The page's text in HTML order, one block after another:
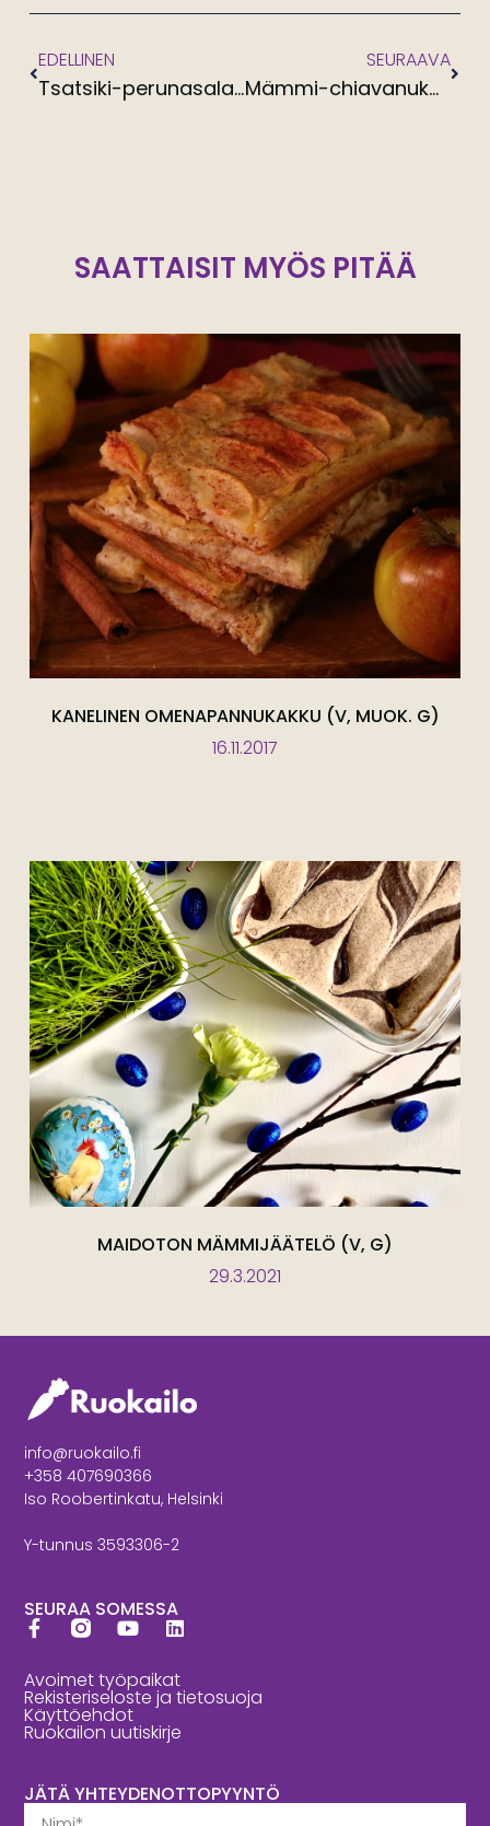
EDELLINEN
Tsatsiki-perunasalaatti (V, G)
SEURAAVA
Mämmi-chiavanukas (V, muok. G)
SAATTAISIT MYÖS PITÄÄ
KANELINEN OMENAPANNUKAKKU (V, MUOK. G)
16.11.2017
MAIDOTON MÄMMIJÄÄTELÖ (V, G)
29.3.2021
info@ruokailo.fi
+358 407690366
Iso Roobertinkatu, Helsinki
Y-tunnus 3593306-2
SEURAA SOMESSA
Avoimet työpaikat
Rekisteriseloste ja tietosuoja
Käyttöehdot
Ruokailon uutiskirje
JÄTÄ YHTEYDENOTTOPYYNTÖ